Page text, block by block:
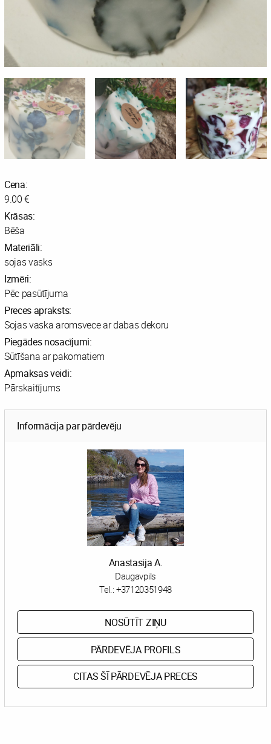
Cena:
9.00 €
Krāsas:
Bēša
Materiāli:
sojas vasks
Izmēri:
Pēc pasūtījuma
Preces apraksts:
Sojas vaska aromsvece ar dabas dekoru
Piegādes nosacījumi:
Sūtīšana ar pakomatiem
Apmaksas veidi:
Pārskaitījums
Informācija par pārdevēju
Anastasija A.
Daugavpils
Tel.: +37120351948
NOSŪTĪT ZIŅU
PĀRDEVĒJA PROFILS
CITAS ŠĪ PĀRDEVĒJA PRECES